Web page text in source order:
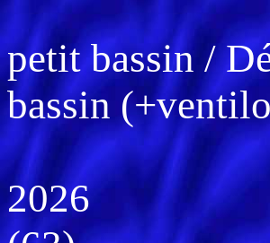
(Bateaux
petit bassin /
bassin
2026